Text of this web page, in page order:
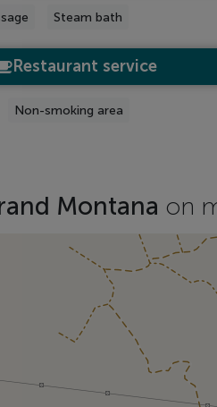
Steam bath
Restaurant service
Non-smoking area
Montana on